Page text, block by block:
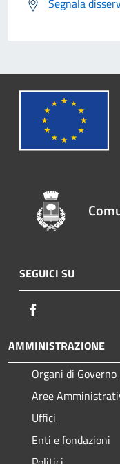
Segnala
SEGUICI SU
AMMINISTRAZIONE
Organi di Governo
Aree
Uffici
Enti e fondazioni